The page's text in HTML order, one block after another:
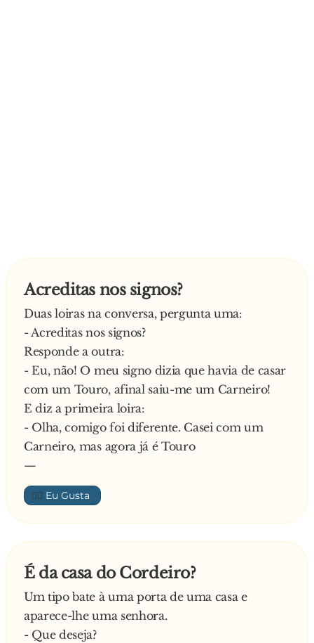
Acreditas nos signos?
Duas loiras na conversa, pergunta uma:
- Acreditas nos signos?
Responde a outra:
- Eu, não! O meu signo dizia que havia de casar
com um Touro, afinal saiu-me um Carneiro!
E diz a primeira loira:
- Olha, comigo foi diferente. Casei com um
Carneiro, mas agora já é Touro
—
👍🏼
É da casa do Cordeiro?
Um tipo bate à uma porta de uma casa e
aparece-lhe uma senhora.
- Que deseja?